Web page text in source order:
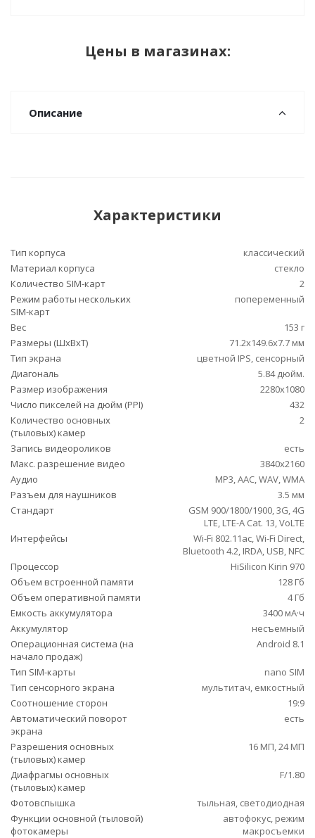
Цены в магазинах:
Описание
Характеристики
Тип корпуса
классический
Материал корпуса
стекло
Количество SIM-карт
2
Режим работы нескольких
SIM-карт
попеременный
Вес
153 г
Размеры (ШxВxТ)
71.2x149.6x7.7 мм
Тип экрана
цветной IPS, сенсорный
Диагональ
5.84 дюйм.
Размер изображения
2280x1080
Число пикселей на дюйм (PPI)
432
Количество основных
(тыловых) камер
2
Запись видеороликов
есть
Макс. разрешение видео
3840x2160
Аудио
MP3, AAC, WAV, WMA
Разъем для наушников
3.5 мм
Стандарт
GSM 900/1800/1900, 3G, 4G
LTE, LTE-A Cat. 13, VoLTE
Интерфейсы
Wi-Fi 802.11ac, Wi-Fi Direct,
Bluetooth 4.2, IRDA, USB, NFC
Процессор
HiSilicon Kirin 970
Объем встроенной памяти
128 Гб
Объем оперативной памяти
4 Гб
Емкость аккумулятора
3400 мА·ч
Аккумулятор
несъемный
Операционная система (на
начало продаж)
Android 8.1
Тип SIM-карты
nano SIM
Тип сенсорного экрана
мультитач, емкостный
Соотношение сторон
19:9
Автоматический поворот
экрана
есть
Разрешения основных
(тыловых) камер
16 МП, 24 МП
Диафрагмы основных
(тыловых) камер
F/1.80
Фотовспышка
тыльная, светодиодная
Функции основной (тыловой)
фотокамеры
автофокус, режим
макросъемки